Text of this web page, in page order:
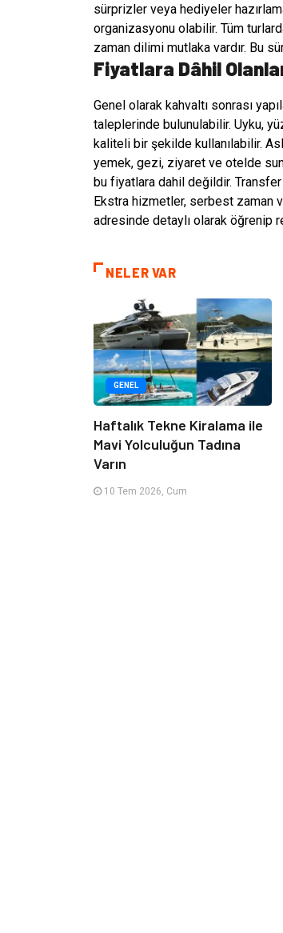
sürprizler veya hediyeler
organizasyonu olabilir. Tüm
zaman dilimi mutlaka vardır. Bu
Fiyatlara Dâhil
Genel olarak kahvaltı sonrası
taleplerinde bulunulabilir. Uyku,
kaliteli bir şekilde kullanılabilir.
yemek, gezi, ziyaret ve otelde
bu fiyatlara dahil değildir.
Ekstra hizmetler, serbest zaman
adresinde detaylı olarak öğrenip
NELER VAR
GENEL
Haftalık Tekne Kiralama ile
Mavi Yolculuğun Tadına
Varın
10 Tem 2026, Cum